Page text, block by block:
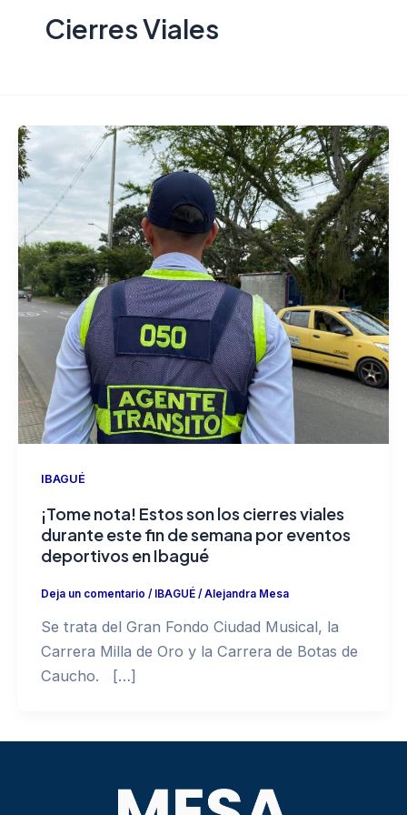
Cierres Viales
IBAGUÉ
¡Tome nota! Estos son los cierres viales
durante este fin de semana por eventos
deportivos en Ibagué
Deja un comentario / IBAGUÉ/ Alejandra Mesa
Se trata del Gran Fondo Ciudad Musical, la
Carrera Milla de Oro y la Carrera de Botas de
Caucho. […]